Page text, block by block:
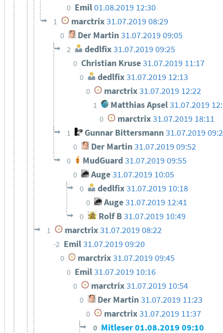
0 Emil01.08.2019 12:30
1 marctrix31.07.2019 08:29
0 Der Martin31.07.2019 09:05
2 dedlfix 31.07.2019 09:25
0 Christian Kruse31.07.2019 11:17
0 dedlfix31.07.2019 12:13
0 marctrix31.07.2019 12:22
1 Matthias Apsel31.07.2019
0 marctrix 31.07.2019 18:11
1 Gunnar Bittersmann 31.07.2019
0 Der Martin31.07.2019 09:52
0 MudGuard 31.07.2019 09:55
0 Auge31.07.2019 10:05
0 dedlfix31.07.2019 10:18
0 Auge31.07.2019 12:41
0 Rolf B31.07.2019 10:49
1 marctrix31.07.2019 08:22
-2 Emil31.07.2019 09:20
0 marctrix31.07.2019 09:45
0 Emil31.07.2019 10:16
0 marctrix31.07.2019 10:54
0 Der Martin31.07.2019 11:23
0 marctrix31.07.2019 11:37
0 Mitleser01.08.2019 09:10